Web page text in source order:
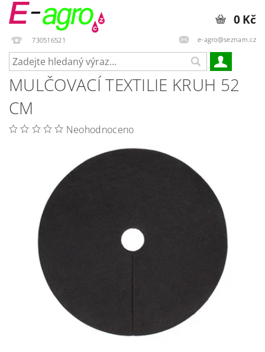
730516521 e-agro@seznam.cz
0 Kč
MULČOVACÍ TEXTILIE KRUH 52
CM
Neohodnoceno